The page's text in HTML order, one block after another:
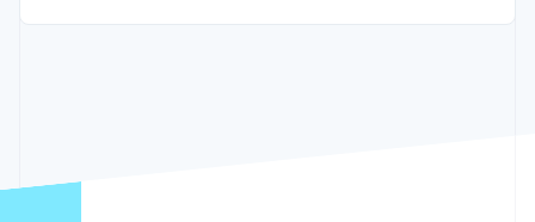
碳移除
酒店、旅游与休闲
联系销售